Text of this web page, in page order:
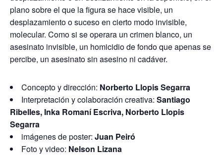
plano sobre el que la figura se hace visible, un
desplazamiento o suceso en cierto modo invisible,
molecular. Como si se operara un crimen blanco, un
asesinato invisible, un homicidio de fondo que apenas se
percibe, un asesinato sin asesino ni cadáver.
Concepto y dirección: Norberto Llopis Segarra
Interpretación y colaboración creativa: Santiago
Ribelles, Inka Romaní Escriva, Norberto Llopis
Segarra
imágenes de poster: Juan Peiró
Foto y video: Nelson Lizana